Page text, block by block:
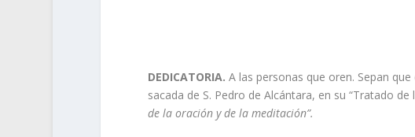
DEDICATORIA. A las personas que oren. Sepan
sacada de S. Pedro de Alcántara, en su “Tratado
de la oración y de la meditación”.